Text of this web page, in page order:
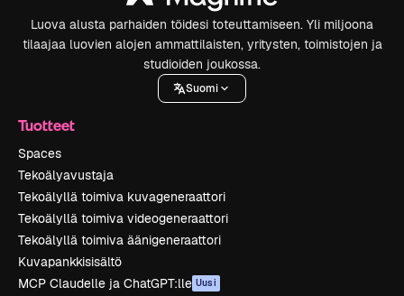
Luova alusta parhaiden töidesi toteuttamiseen. Yli miljoona
tilaajaa luovien alojen ammattilaisten, yritysten, toimistojen ja
studioiden joukossa.
Suomi
Tuotteet
Spaces
Tekoälyavustaja
Tekoälyllä toimiva kuvageneraattori
Tekoälyllä toimiva videogeneraattori
Tekoälyllä toimiva äänigeneraattori
Kuvapankkisisältö
MCP Claudelle ja ChatGPT:lle Uusi